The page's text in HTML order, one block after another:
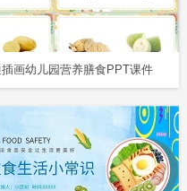
画幼儿园营养膳食PPT课件